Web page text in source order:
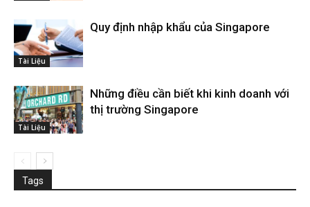
Tài Liệu
Quy định nhập khẩu của Singapore
Tài Liệu
Những điều cần biết khi kinh doanh với
thị trường Singapore
Tags